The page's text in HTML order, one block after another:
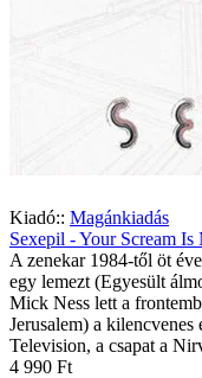
Kiadó:: Magánkiadás
Sexepil - Your Scream
A zenekar 1984-től öt
egy lemezt (Egyesült
Mick Ness lett a
Jerusalem) a
Television, a csapat a
4 990 Ft